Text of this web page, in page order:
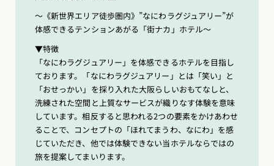
〜《新世界エリア徒歩圏内》”なにわラグジュアリー”が
体感できるテンションあがる「街ナカ」ホテル〜
▼特徴
「なにわラグジュアリー」を体感できるホテルを目指し
ております。「なにわラグジュアリー」とは「笑い」と
「おせっかい」を採り入れた大阪らしいおもてなしと、
洗練された空間と上質なサービスが織りなす体験を意味
しています。相反すると思われる2つの要素をかけあわせ
ることで、コンセプトの「ほれてまうわ、なにわ」を感
じていただき、他では体験できない当ホテルならではの
旅を提案してまいります。